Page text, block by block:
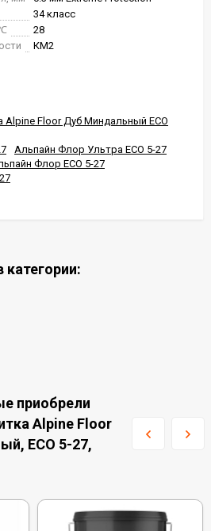
34 класс
28
КМ2
Alpine Floor Дуб Миндальный ЕСО
Альпайн Флор Ультра ЕСО 5-27
Флор ЕСО 5-27
приобрели
Alpine Floor
ЕСО 5-27,